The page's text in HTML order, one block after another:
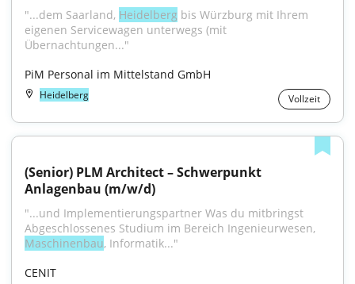
"...dem Saarland, Heidelberg bis Würzburg mit Ihrem
eigenen Servicewagen unterwegs (mit
Übernachtungen..."
PiM Personal im Mittelstand GmbH
Heidelberg Vollzeit
(Senior) PLM Architect – Schwerpunkt
Anlagenbau (m/w/d)
"...und Implementierungspartner Was du mitbringst
Maschinenbau, Informatik..."
CENIT